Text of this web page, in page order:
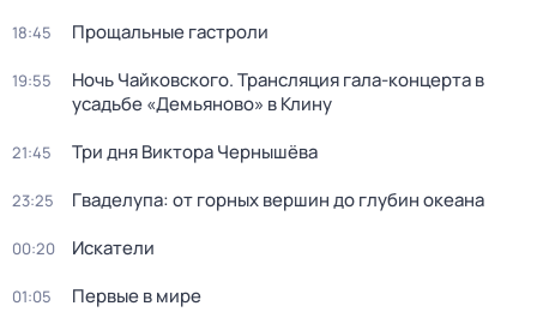
18:45 Прощальные гастроли
19:55
Ночь Чайковского. Трансляция гала-концерта в
усадьбе «Демьяново» в Клину
21:45 Три дня Виктора Чернышёва
23:25 Гваделупа: от горных вершин до глубин океана
00:20 Искатели
01:05 Первые в мире